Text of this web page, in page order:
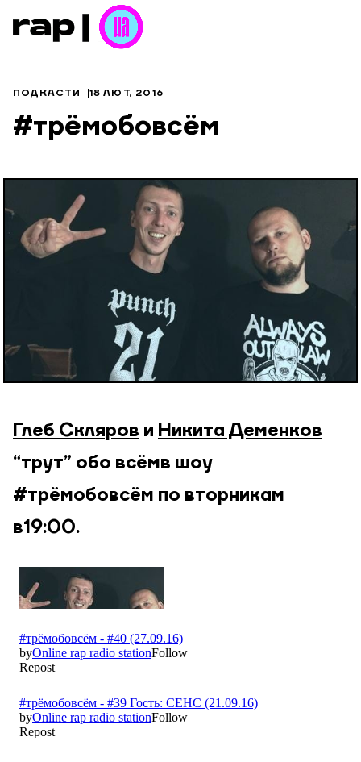
ПОДКАСТИ 18 ЛЮТ, 2016
#трёмобовсём
Глеб Скляров и Никита Деменков
“трут” обо всём в шоу
#трёмобовсём по вторникам
в 19:00.